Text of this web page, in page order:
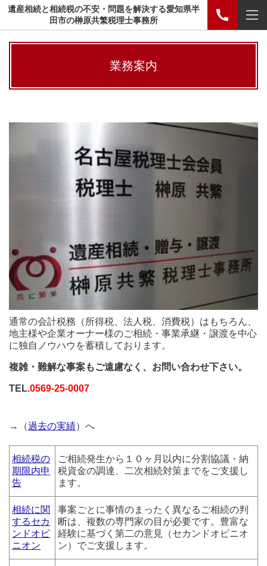
遺産相続と相続税の不安・問題を解決する愛知県半
田市の榊原共繁税理士事務所
業務案内
通常の会計税務（所得税、法人税、消費税）はもちろん、
地主様や企業オーナー様のご相続・事業承継・譲渡を中心
に独自ノウハウを蓄積しております。
複雑・難解な事案もご遠慮なく、お問い合わせ下さい。
TEL.0569-25-0007
→（過去の実績）へ
相続税の
期限内申
告
ご相続発生から１０ヶ月以内に分割協議・納
税資金の調達、二次相続対策までをご支援し
ます。
相続に関
するセカ
ンドオピ
ニオン
事案ごとに事情のまったく異なるご相続の判
断は、複数の専門家の目が必要です。豊富な
経験に基づく第二の意見（セカンドオピニオ
ン）でご支援します。